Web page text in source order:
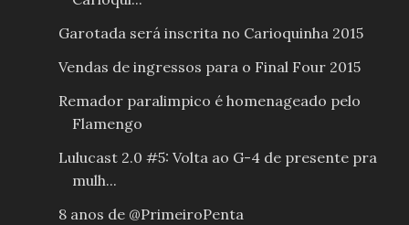
Garotada será inscrita no Carioquinha 2015
Vendas de ingressos para o Final Four 2015
Remador paralimpico é homenageado pelo
Flamengo
Lulucast 2.0 #5: Volta ao G-4 de presente pra
mulh...
8 anos de @PrimeiroPenta